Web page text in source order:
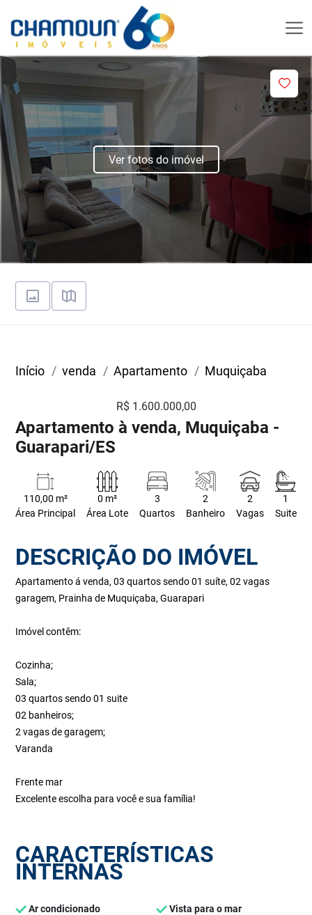
Ver fotos do imóvel
Início venda Apartamento Muquiçaba
R$ 1.600.000,00
Apartamento à venda, Muquiçaba -
Guarapari/ES
110,00 m²
Área Principal
0 m²
Área Lote
3
Quartos
2
Banheiro
2
Vagas
1
Suite
DESCRIÇÃO DO IMÓVEL
Apartamento á venda, 03 quartos sendo 01 suíte, 02 vagas
garagem, Prainha de Muquiçaba, Guarapari
Imóvel contêm:
Cozinha;
Sala;
03 quartos sendo 01 suite
02 banheiros;
2 vagas de garagem;
Varanda
Frente mar
Excelente escolha para você e sua família!
CARACTERÍSTICAS
INTERNAS
Ar condicionado Vista para o mar